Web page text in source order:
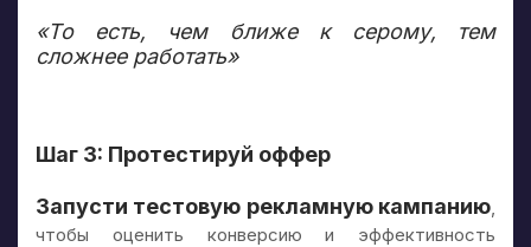
«То есть, чем ближе к серому, тем
сложнее работать»
Шаг 3: Протестируй оффер
Запусти тестовую рекламную кампанию
чтобы оценить конверсию и эффективность